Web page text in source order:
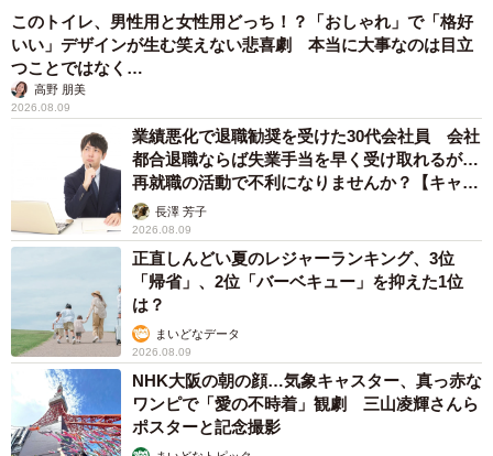
このトイレ、男性用と女性用どっち！？「おしゃれ」で「格好
いい」デザインが生む笑えない悲喜劇 本当に大事なのは目立
つことではなく…
高野 朋美
2026.08.09
業績悪化で退職勧奨を受けた30代会社員 会社
都合退職ならば失業手当を早く受け取れるが…
再就職の活動で不利になりませんか？【キャリ
アカウンセラーが解説】
長澤 芳子
2026.08.09
正直しんどい夏のレジャーランキング、3位
「帰省」、2位「バーベキュー」を抑えた1位
は？
まいどなデータ
2026.08.09
NHK大阪の朝の顔…気象キャスター、真っ赤な
ワンピで「愛の不時着」観劇 三山凌輝さんら
ポスターと記念撮影